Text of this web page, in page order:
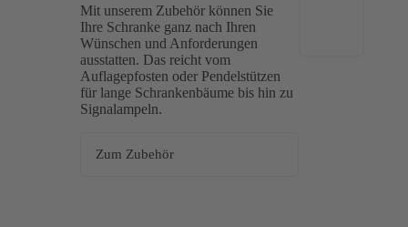
Mit unserem Zubehör können Sie
Ihre Schranke ganz nach Ihren
Wünschen und Anforderungen
ausstatten. Das reicht vom
Auflagepfosten oder Pendelstützen
für lange Schrankenbäume bis hin zu
Signalampeln.
Zum Zubehör